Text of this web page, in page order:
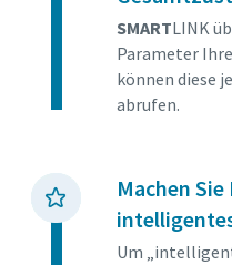
SMARTLINK
Parameter
können diese
abrufen.
Machen
Um